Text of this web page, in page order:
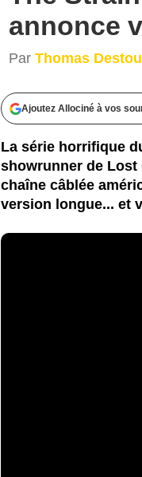
annonce
Par Thomas
Ajoutez Allociné à vos
La série horrifique
showrunner de Lost
chaîne câblée
version longue... et